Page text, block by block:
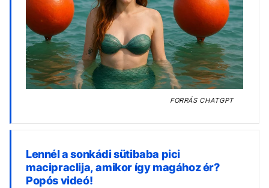
FORRÁSCHATGPT
Lennél a sonkádi sütibaba pici
macipraclija, amikor így magához ér?
Popós videó!